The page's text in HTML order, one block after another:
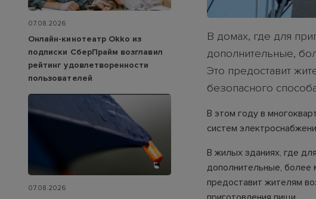
В домах, где для
дополнительные,
Это предоставит
безопасного
В этом году в
систем
В жилых зданиях, где
дополнительные,
предоставит жителям
07.08.2026
Онлайн-кинотеатр Okko из
подписки СберПрайм возглавил
рейтинг удовлетворенности
пользователей
07.08.2026